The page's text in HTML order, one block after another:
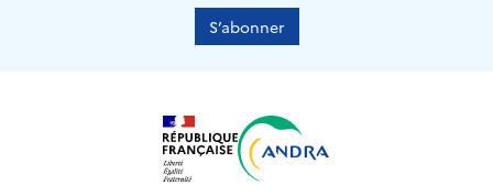
S’abonner